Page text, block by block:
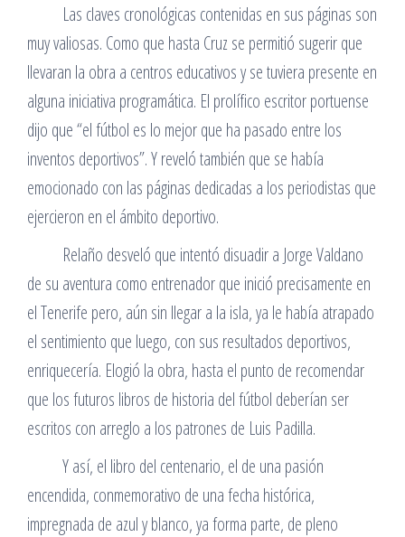
Las claves cronológicas contenidas en sus páginas son
muy valiosas. Como que hasta Cruz se permitió sugerir que
llevaran la obra a centros educativos y se tuviera presente en
alguna iniciativa programática. El prolífico escritor portuense
dijo que “el fútbol es lo mejor que ha pasado entre los
inventos deportivos”. Y reveló también que se había
emocionado con las páginas dedicadas a los periodistas que
ejercieron en el ámbito deportivo.
Relaño desveló que intentó disuadir a Jorge Valdano
de su aventura como entrenador que inició precisamente en
el Tenerife pero, aún sin llegar a la isla, ya le había atrapado
el sentimiento que luego, con sus resultados deportivos,
enriquecería. Elogió la obra, hasta el punto de recomendar
que los futuros libros de historia del fútbol deberían ser
escritos con arreglo a los patrones de Luis Padilla.
Y así, el libro del centenario, el de una pasión
encendida, conmemorativo de una fecha histórica,
impregnada de azul y blanco, ya forma parte, de pleno